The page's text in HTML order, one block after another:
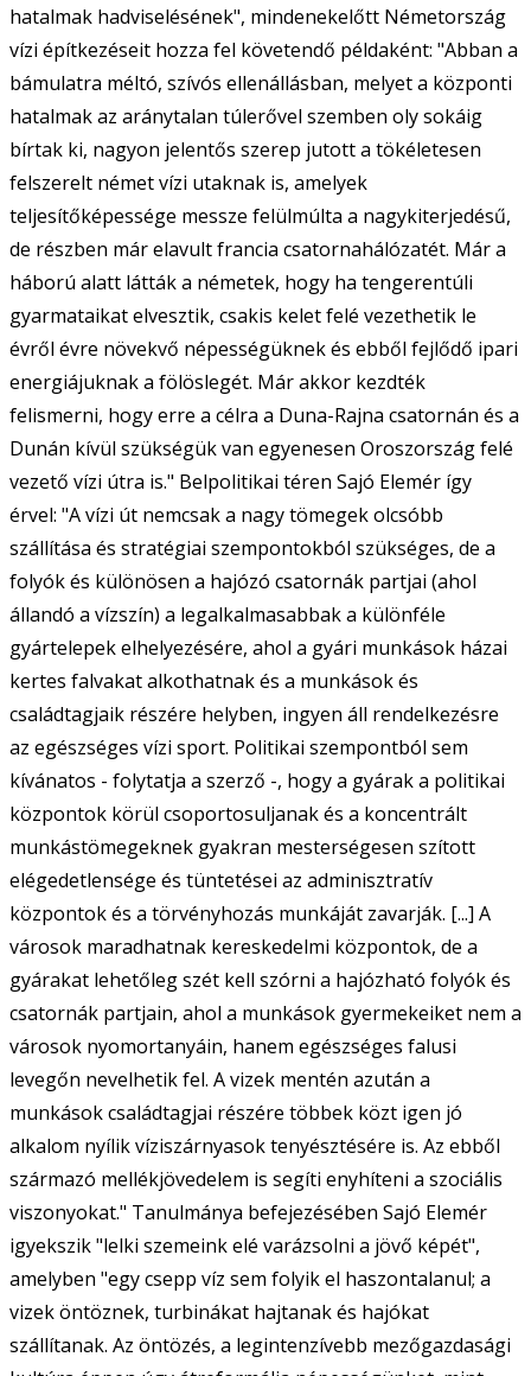
hatalmak hadviselésének", mindenekelőtt Németország
vízi építkezéseit hozza fel követendő példaként: "Abban a
bámulatra méltó, szívós ellenállásban, melyet a központi
hatalmak az aránytalan túlerővel szemben oly sokáig
bírtak ki, nagyon jelentős szerep jutott a tökéletesen
felszerelt német vízi utaknak is, amelyek
teljesítőképessége messze felülmúlta a nagykiterjedésű,
de részben már elavult francia csatornahálózatét. Már a
háború alatt látták a németek, hogy ha tengerentúli
gyarmataikat elvesztik, csakis kelet felé vezethetik le
évről évre növekvő népességüknek és ebből fejlődő ipari
energiájuknak a fölöslegét. Már akkor kezdték
felismerni, hogy erre a célra a Duna-Rajna csatornán és a
Dunán kívül szükségük van egyenesen Oroszország felé
vezető vízi útra is." Belpolitikai téren Sajó Elemér így
érvel: "A vízi út nemcsak a nagy tömegek olcsóbb
szállítása és stratégiai szempontokból szükséges, de a
folyók és különösen a hajózó csatornák partjai (ahol
állandó a vízszín) a legalkalmasabbak a különféle
gyártelepek elhelyezésére, ahol a gyári munkások házai
kertes falvakat alkothatnak és a munkások és
családtagjaik részére helyben, ingyen áll rendelkezésre
az egészséges vízi sport. Politikai szempontból sem
kívánatos - folytatja a szerző -, hogy a gyárak a politikai
központok körül csoportosuljanak és a koncentrált
munkástömegeknek gyakran mesterségesen szított
elégedetlensége és tüntetései az adminisztratív
központok és a törvényhozás munkáját zavarják. [...] A
városok maradhatnak kereskedelmi központok, de a
gyárakat lehetőleg szét kell szórni a hajózható folyók és
csatornák partjain, ahol a munkások gyermekeiket nem a
városok nyomortanyáin, hanem egészséges falusi
levegőn nevelhetik fel. A vizek mentén azután a
munkások családtagjai részére többek közt igen jó
alkalom nyílik víziszárnyasok tenyésztésére is. Az ebből
származó mellékjövedelem is segíti enyhíteni a szociális
viszonyokat." Tanulmánya befejezésében Sajó Elemér
igyekszik "lelki szemeink elé varázsolni a jövő képét",
amelyben "egy csepp víz sem folyik el haszontalanul; a
vizek öntöznek, turbinákat hajtanak és hajókat
szállítanak. Az öntözés, a legintenzívebb mezőgazdasági